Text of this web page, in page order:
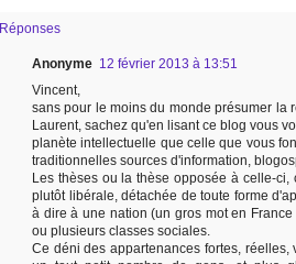
Réponses
Anonyme 12 février 2013 à 13:51
Vincent,
sans pour le moins du monde présumer la
Laurent, sachez qu'en lisant ce blog vous
planète intellectuelle que celle que vous
traditionnelles sources d'information,
Les thèses ou la thèse opposée à celle-ci,
plutôt libérale, détachée de toute forme
à dire à une nation (un gros mot en
ou plusieurs classes sociales.
Ce déni des appartenances fortes, réelles,